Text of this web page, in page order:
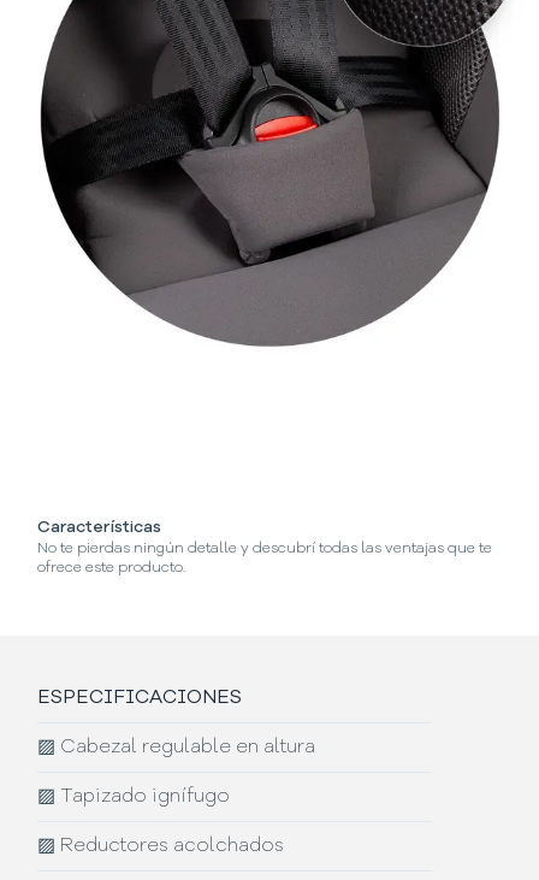
Características
No te pierdas ningún detalle y descubrí todas las ventajas que te
ofrece este producto.
ESPECIFICACIONES
▨ Cabezal regulable en altura
▨ Tapizado ignífugo
▨ Reductores acolchados